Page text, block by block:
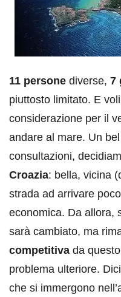
11 persone diverse, 7
piuttosto limitato. E
considerazione per il
andare al mare. Un
consultazioni,
Croazia: bella, vicina
strada ad arrivare
economica. Da allora,
sarà cambiato, ma
competitiva da
problema ulteriore.
che si immergono